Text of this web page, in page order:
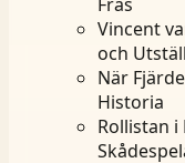
Vincent
och
När
Historia
Rollistan i